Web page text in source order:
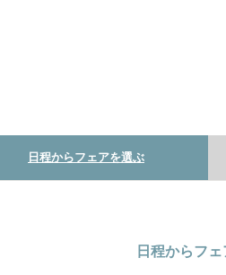
日程からフェアを選ぶ
日程からフ